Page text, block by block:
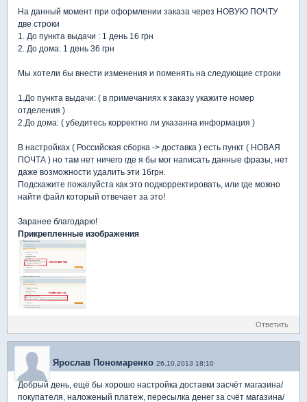
На данный момент при оформлении заказа через НОВУЮ ПОЧТУ
две строки
1. До пункта выдачи : 1 день 16 грн
2. До дома: 1 день 36 грн
Мы хотели бы внести изменения и поменять на следующие строки
1.До пункта выдачи: ( в примечаниях к заказу укажите номер
отделения )
2.До дома: ( убедитесь корректно ли указанна информация )
В настройках ( Российская сборка -> доставка ) есть пункт ( НОВАЯ
ПОЧТА ) но там нет ничего где я бы мог написать данные фразы, нет
даже возможности удалить эти 16грн.
Подскажите пожалуйста как это подкорректировать, или где можно
найти файл который отвечает за это!
Заранее благодарю!
Прикрепленные изображения
Ответить
Ярослав Пономаренко 26.10.2013 18:10
Добрый день, ещё бы хорошо настройка доставки засчёт магазина/
покупателя, наложеный платеж, пересылка денег за счёт магазина/